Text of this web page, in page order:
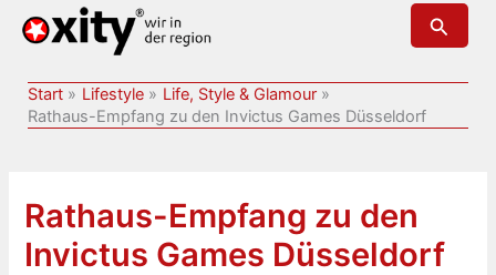
Suchen
Start Lifestyle
Life, Style & Glamour
Rathaus-Empfang zu den Invictus Games Düsseldorf
Rathaus-Empfang zu den
Invictus Games Düsseldorf